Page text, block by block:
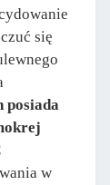
się
posiada
w